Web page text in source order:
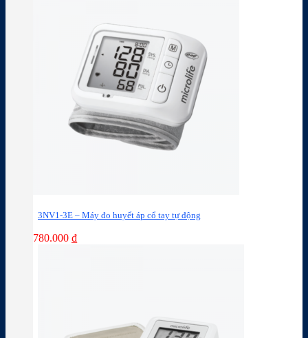
3NV1-3E – Máy đo huyết áp cổ tay tự động
780.000 ₫